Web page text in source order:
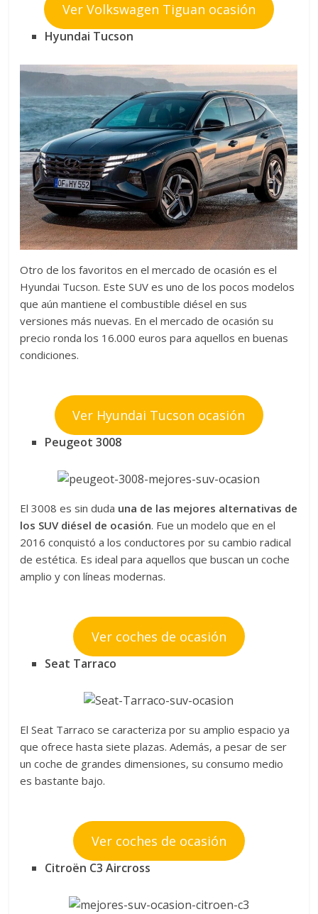
Ver Volkswagen Tiguan ocasión
Hyundai Tucson
Otro de los favoritos en el mercado de ocasión es el
Hyundai Tucson. Este SUV es uno de los pocos modelos
que aún mantiene el combustible diésel en sus
versiones más nuevas. En el mercado de ocasión su
precio ronda los 16.000 euros para aquellos en buenas
condiciones.
Ver Hyundai Tucson ocasión
Peugeot 3008
El 3008 es sin duda una de las mejores alternativas de
los SUV diésel de ocasión. Fue un modelo que en el
2016 conquistó a los conductores por su cambio radical
de estética. Es ideal para aquellos que buscan un coche
amplio y con líneas modernas.
Ver coches de ocasión
Seat Tarraco
El Seat Tarraco se caracteriza por su amplio espacio ya
que ofrece hasta siete plazas. Además, a pesar de ser
un coche de grandes dimensiones, su consumo medio
es bastante bajo.
Ver coches de ocasión
Citroën C3 Aircross